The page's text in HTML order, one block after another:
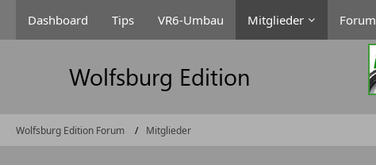
Dashboard Tips VR6-Umbau Mitglieder Forum
Wolfsburg Edition Forum Mitglieder